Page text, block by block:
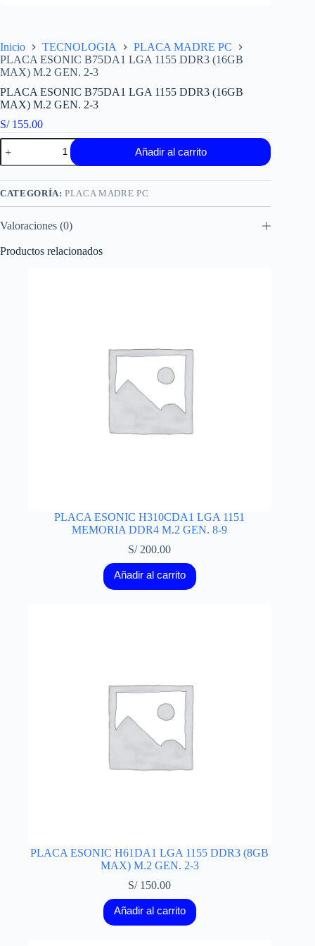
Inicio TECNOLOGIA
PLACA MADRE PC
PLACA ESONIC B75DA1 LGA 1155 DDR3 (16GB
MAX) M.2 GEN. 2-3
PLACA ESONIC B75DA1 LGA 1155 DDR3 (16GB
MAX) M.2 GEN. 2-3
S/155.00
PLACA
ESONIC
B75DA1
LGA
1155
MAX)
GEN.
Añadir al carrito
CATEGORÍA:PLACA MADRE PC
Valoraciones (0)
Productos relacionados
PLACA ESONIC H310CDA1 LGA 1151
MEMORIA DDR4 M.2 GEN. 8-9
S/200.00
Añadir al carrito
PLACA ESONIC H61DA1 LGA 1155 DDR3 (8GB
MAX) M.2 GEN. 2-3
S/150.00
Añadir al carrito